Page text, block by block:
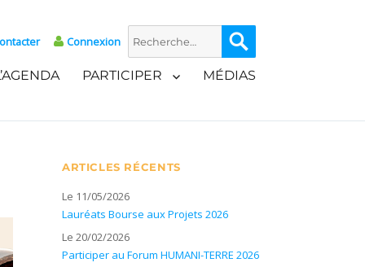
Connexion
Recherche
pour :
PARTICIPER MÉDIAS
ARTICLES RÉCENTS
Le 11/05/2026
Lauréats Bourse aux Projets 2026
Le 20/02/2026
Participer au Forum HUMANI-TERRE 2026